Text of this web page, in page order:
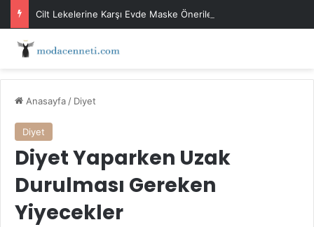
Cilt Lekelerine Karşı Evde Maske Önerileri
Anasayfa / Diyet
Diyet
Diyet Yaparken Uzak
Durulması Gereken
Yiyecekler